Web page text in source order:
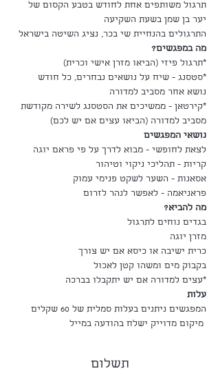
תרגול משותפים אחת לחודש בטבע הקסום של
יער בן שמן בשעת השקיעה
התרגולים בהנחיית שי בכר, נציג השיטה בישראל
מה במפגשים?
*תרגול פיזי (הביאו מזרן אישי וכרית)
*סטסנג - שיח על נושאים נבחרים, כל חודש
נושא אחר מסביב למדורה
*קירטאן - ממשיכים את הסטסנג לשירה מקודשת
מסביב למדורה (הביאו עצים אם יש לכם)
נושאי המפגשים
לצאת לחופשי - מבוא לדרך על פי פראם יוגה
קריות - תהליכי ניקוי וטיהור
אסאנות - השער לשקט פנימי עמוק
פראניאמה - לאפשר לנהר לזרום
מה להביא?
בגדים נוחים לתרגול
מזרן יוגה
כרית ישיבה או כיסא אם יש צורך
בקבוק מים ומשהו קטן לאכול
*עצים למדורה אם יש יתקבלו בברכה
עלות
המפגשים ניתנים בעלות סמלית של 60 שקלים
מיקום מדוייק ישלח בהודעה במייל
תשלום